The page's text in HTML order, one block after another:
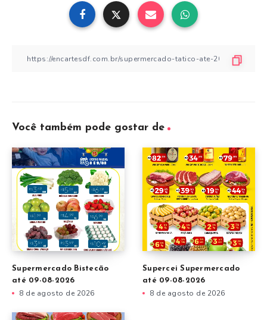
Você também pode gostar de
Supermercado Bistecão
até 09-08-2026
8 de agosto de 2026
Supercei Supermercado
até 09-08-2026
8 de agosto de 2026